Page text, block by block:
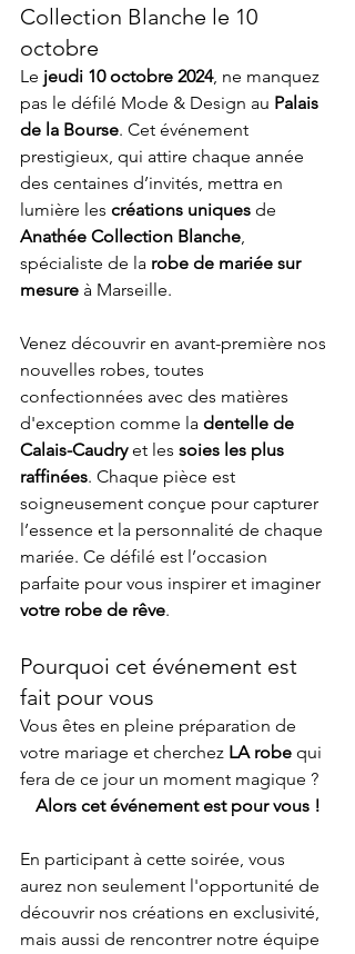
Collection Blanche le 10
octobre
Le jeudi 10 octobre 2024, ne manquez
pas le défilé Mode & Design au Palais
de la Bourse. Cet événement
prestigieux, qui attire chaque année
des centaines d’invités, mettra en
lumière les créations uniques de
Anathée Collection Blanche,
spécialiste de la robe de mariée sur
mesure à Marseille.
Venez découvrir en avant-première nos
nouvelles robes, toutes
confectionnées avec des matières
d'exception comme la dentelle de
Calais-Caudry et les soies les plus
raffinées. Chaque pièce est
soigneusement conçue pour capturer
l’essence et la personnalité de chaque
mariée. Ce défilé est l’occasion
parfaite pour vous inspirer et imaginer
votre robe de rêve.
Pourquoi cet événement est
fait pour vous
Vous êtes en pleine préparation de
votre mariage et cherchez LA robe qui
fera de ce jour un moment magique ?
Alors cet événement est pour vous !
En participant à cette soirée, vous
aurez non seulement l'opportunité de
découvrir nos créations en exclusivité,
mais aussi de rencontrer notre équipe